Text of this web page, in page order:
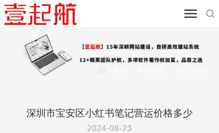
深圳市宝安区小红书笔记营运价格多少
2024-08-23